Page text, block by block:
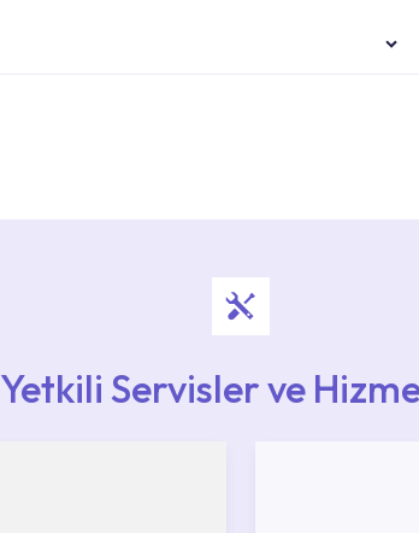
Yetkili Servisler ve